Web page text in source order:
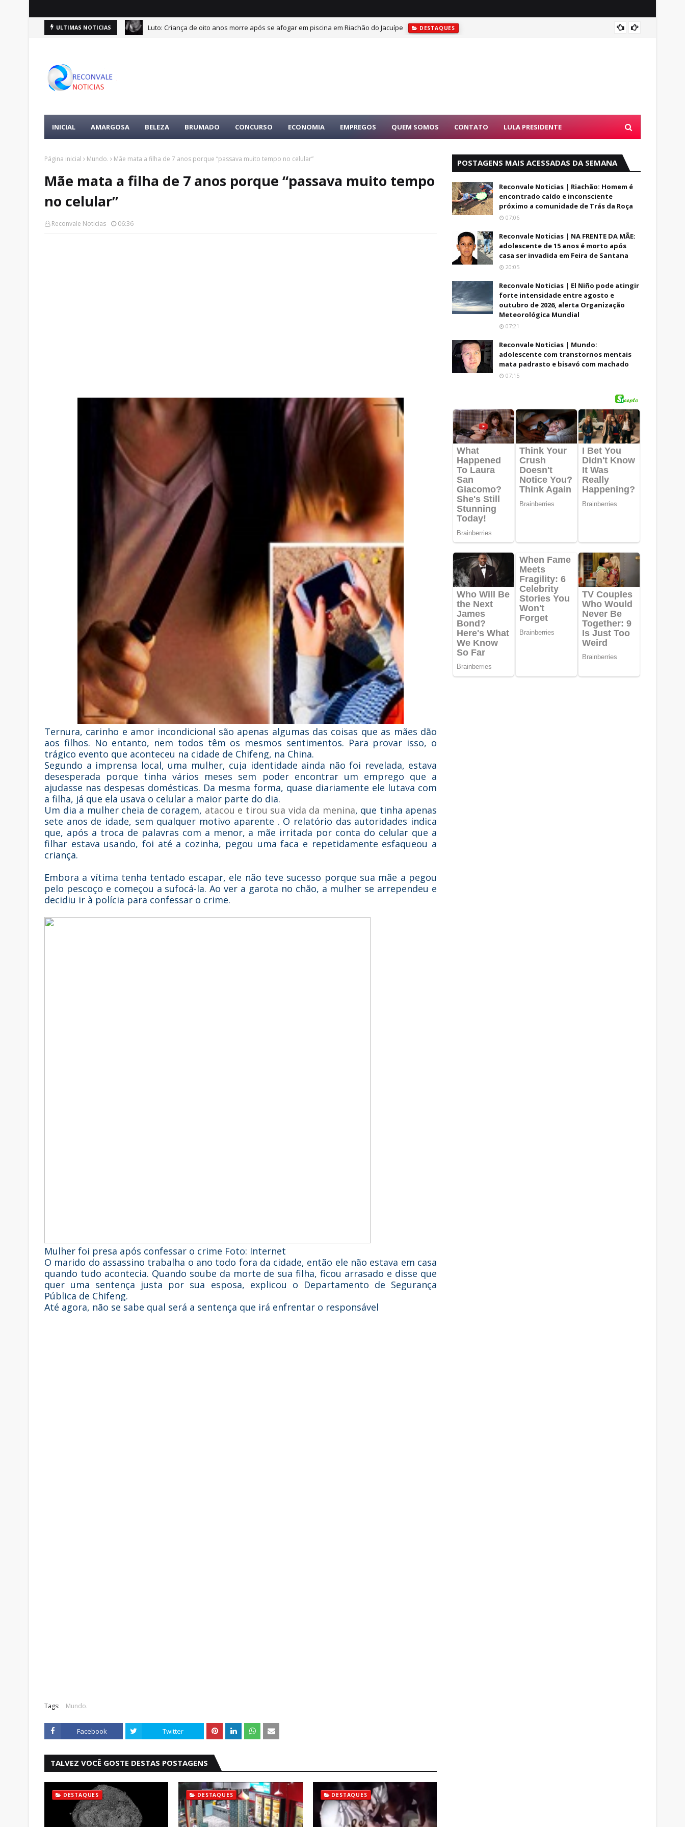
ULTIMAS NOTICIAS Luto: Criança de oito anos morre após se afogar em piscina em Riachão do Jacuípe DESTAQUES
INICIAL AMARGOSA BELEZA BRUMADO CONCURSO ECONOMIA EMPREGOS QUEM SOMOS CONTATO LULA PRESIDENTE
Página inicial Mundo. Mãe mata a filha de 7 anos porque “passava muito tempo no celular”
Mãe mata a filha de 7 anos porque “passava muito tempo
no celular”
Reconvale Noticias 06:36
Ternura, carinho e amor incondicional são apenas algumas das coisas que as mães dão
aos filhos. No entanto, nem todos têm os mesmos sentimentos. Para provar isso, o
trágico evento que aconteceu na cidade de Chifeng, na China.
Segundo a imprensa local, uma mulher, cuja identidade ainda não foi revelada, estava
desesperada porque tinha vários meses sem poder encontrar um emprego que a
ajudasse nas despesas domésticas. Da mesma forma, quase diariamente ele lutava com
a filha, já que ela usava o celular a maior parte do dia.
Um dia a mulher cheia de coragem, atacou e tirou sua vida da menina, que tinha apenas
sete anos de idade, sem qualquer motivo aparente . O relatório das autoridades indica
que, após a troca de palavras com a menor, a mãe irritada por conta do celular que a
filhar estava usando, foi até a cozinha, pegou uma faca e repetidamente esfaqueou a
criança.
Embora a vítima tenha tentado escapar, ele não teve sucesso porque sua mãe a pegou
pelo pescoço e começou a sufocá-la. Ao ver a garota no chão, a mulher se arrependeu e
decidiu ir à polícia para confessar o crime.
Mulher foi presa após confessar o crime Foto: Internet
O marido do assassino trabalha o ano todo fora da cidade, então ele não estava em casa
quando tudo acontecia. Quando soube da morte de sua filha, ficou arrasado e disse que
quer uma sentença justa por sua esposa, explicou o Departamento de Segurança
Pública de Chifeng.
Até agora, não se sabe qual será a sentença que irá enfrentar o responsável
Tags: Mundo.
Facebook Twitter
TALVEZ VOCÊ GOSTE DESTAS POSTAGENS
DESTAQUES DESTAQUES DESTAQUES
POSTAGENS MAIS ACESSADAS DA SEMANA
Reconvale Noticias | Riachão: Homem é
encontrado caído e inconsciente
próximo a comunidade de Trás da Roça
07:06
Reconvale Noticias | NA FRENTE DA MÃE:
adolescente de 15 anos é morto após
casa ser invadida em Feira de Santana
20:05
Reconvale Noticias | El Niño pode atingir
forte intensidade entre agosto e
outubro de 2026, alerta Organização
Meteorológica Mundial
07:21
Reconvale Noticias | Mundo:
adolescente com transtornos mentais
mata padrasto e bisavó com machado
07:15